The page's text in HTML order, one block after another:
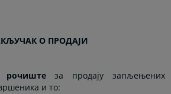
О ПРОДАЈИ
рочиштеза продају запљењених
и то: